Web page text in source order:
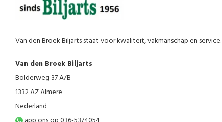
Van den Broek Biljarts staat voor kwaliteit, vakmanschap en service.
Van den Broek Biljarts
Bolderweg 37 A/B
1332 AZ Almere
Nederland